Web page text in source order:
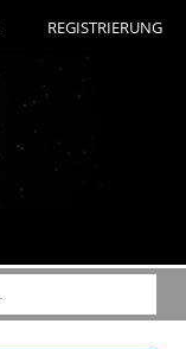
REGISTRIERUNG